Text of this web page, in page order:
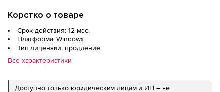
Коротко о товаре
Срок действия: 12 мес.
Платформа: Windows
Тип лицензии: продление
Все характеристики
Доступно только юридическим лицам и ИП – не